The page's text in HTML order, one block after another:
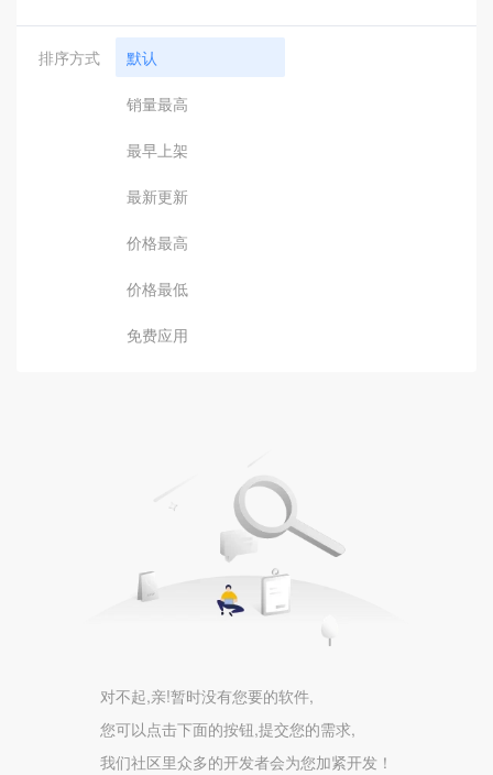
排序方式 默认
销量最高
最早上架
最新更新
价格最高
价格最低
免费应用
对不起,亲!暂时没有您要的软件,
您可以点击下面的按钮,提交您的需求,
我们社区里众多的开发者会为您加紧开发！